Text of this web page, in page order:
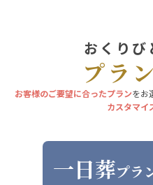
おくりび
プラ
お客様のご要望に合ったプランをお
カスタマイ
一日葬プラ